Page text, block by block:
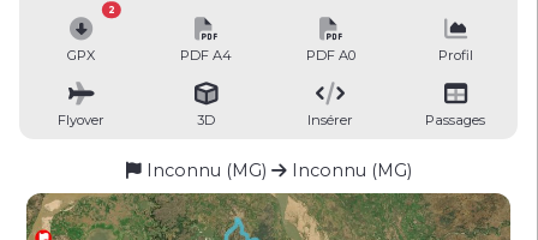
GPX
2
PDF A4 PDF A0 Profil
Flyover 3D Insérer Passages
Inconnu (MG) Inconnu (MG)